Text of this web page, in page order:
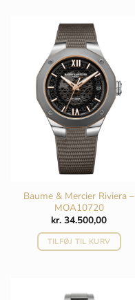
Baume & Mercier Riviera –
MOA10720
kr. 34.500,00
TILFØJ TIL KURV